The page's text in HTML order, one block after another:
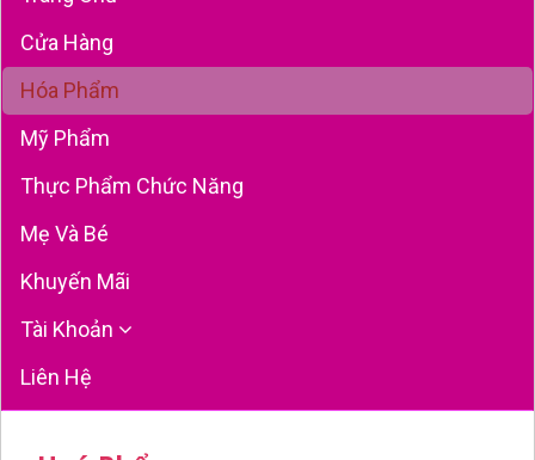
Cửa Hàng
Hóa Phẩm
Mỹ Phẩm
Thực Phẩm Chức Năng
Mẹ Và Bé
Khuyến Mãi
Tài Khoản
Liên Hệ